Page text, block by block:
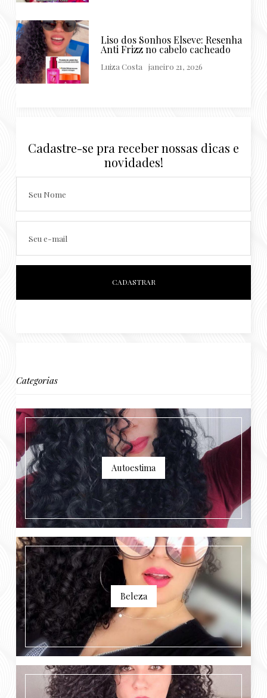
Liso dos Sonhos Elseve: Resenha
Anti Frizz no cabelo cacheado
Luiza Costa janeiro 21, 2026
Cadastre-se pra receber nossas dicas e
novidades!
Seu Nome
Seu e-mail
Categorias
Autoestima
Beleza